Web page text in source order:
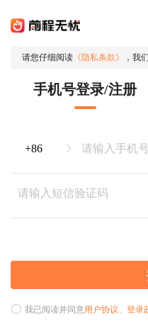
请您仔细阅读 《隐私条款》 ，我
手机号登录/注册
我已阅读并同意用户协议、 登录